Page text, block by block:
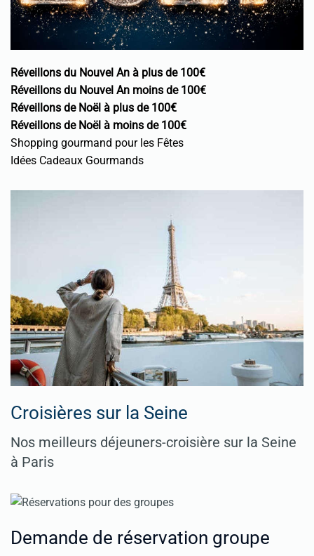
Réveillons du Nouvel An à plus de 100€
Réveillons du Nouvel An moins de 100€
Réveillons de Noël à plus de 100€
Réveillons de Noël à moins de 100€
Shopping gourmand pour les Fêtes
Idées Cadeaux Gourmands
Croisières sur la Seine
Nos meilleurs déjeuners-croisière sur la Seine
à Paris
Demande de réservation groupe